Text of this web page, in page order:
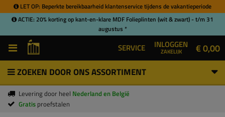
LET OP: Beperkte bereikbaarheid klantenservice tijdens de vakantieperiode
ACTIE: 20% korting op kant-en-klare MDF Folieplinten (wit & zwart) - t/m 31
augustus *
SERVICE INLOGGEN
ZAKELIJK € 0,00
ZOEKEN DOOR ONS ASSORTIMENT
Levering door heel Nederland en België
Gratis proefstalen